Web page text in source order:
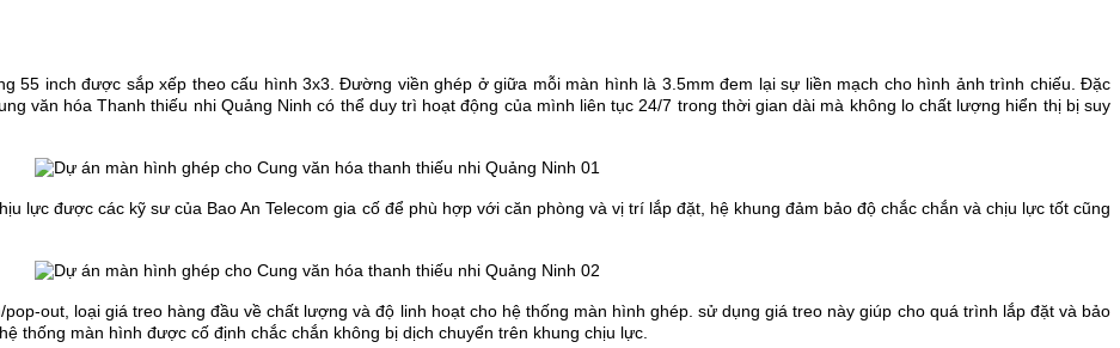
55 inch được sắp xếp theo cấu hình 3x3. Đường viền ghép ở giữa mỗi màn hình là 3.5mm đem lại sự liền mạch cho hình ảnh trình chiếu. Đặc
văn hóa Thanh thiếu nhi Quảng Ninh có thể duy trì hoạt động của mình liên tục 24/7 trong thời gian dài mà không lo chất lượng hiển thị bị suy
lực được các kỹ sư của Bao An Telecom gia cố để phù hợp với căn phòng và vị trí lắp đặt, hệ khung đảm bảo độ chắc chắn và chịu lực tốt cũng
out, loại giá treo hàng đầu về chất lượng và độ linh hoạt cho hệ thống màn hình ghép. sử dụng giá treo này giúp cho quá trình lắp đặt và bảo
thống màn hình được cố định chắc chắn không bị dịch chuyển trên khung chịu lực.